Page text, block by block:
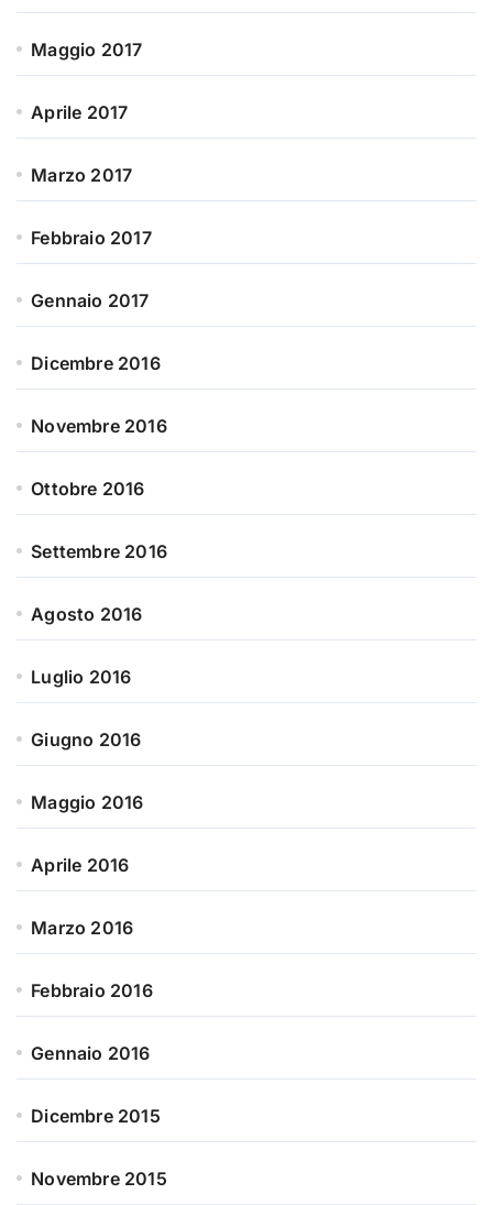
Maggio 2017
Aprile 2017
Marzo 2017
Febbraio 2017
Gennaio 2017
Dicembre 2016
Novembre 2016
Ottobre 2016
Settembre 2016
Agosto 2016
Luglio 2016
Giugno 2016
Maggio 2016
Aprile 2016
Marzo 2016
Febbraio 2016
Gennaio 2016
Dicembre 2015
Novembre 2015